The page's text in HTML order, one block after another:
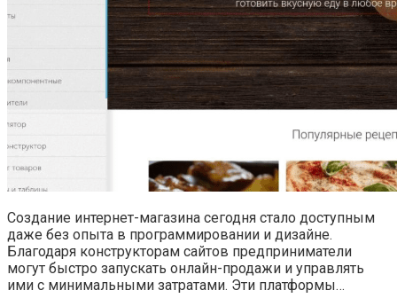
Создание интернет-магазина сегодня стало доступным
даже без опыта в программировании и дизайне.
Благодаря конструкторам сайтов предприниматели
могут быстро запускать онлайн-продажи и управлять
ими с минимальными затратами. Эти платформы…